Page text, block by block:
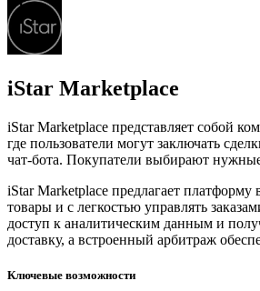
iStar Marketplace
iStar Marketplace представляет собой
где пользователи могут заключать
чат-бота. Покупатели выбирают
iStar Marketplace предлагает
товары и с легкостью управлять
доступ к аналитическим данным и
доставку, а встроенный арбитраж
Ключевые возможности